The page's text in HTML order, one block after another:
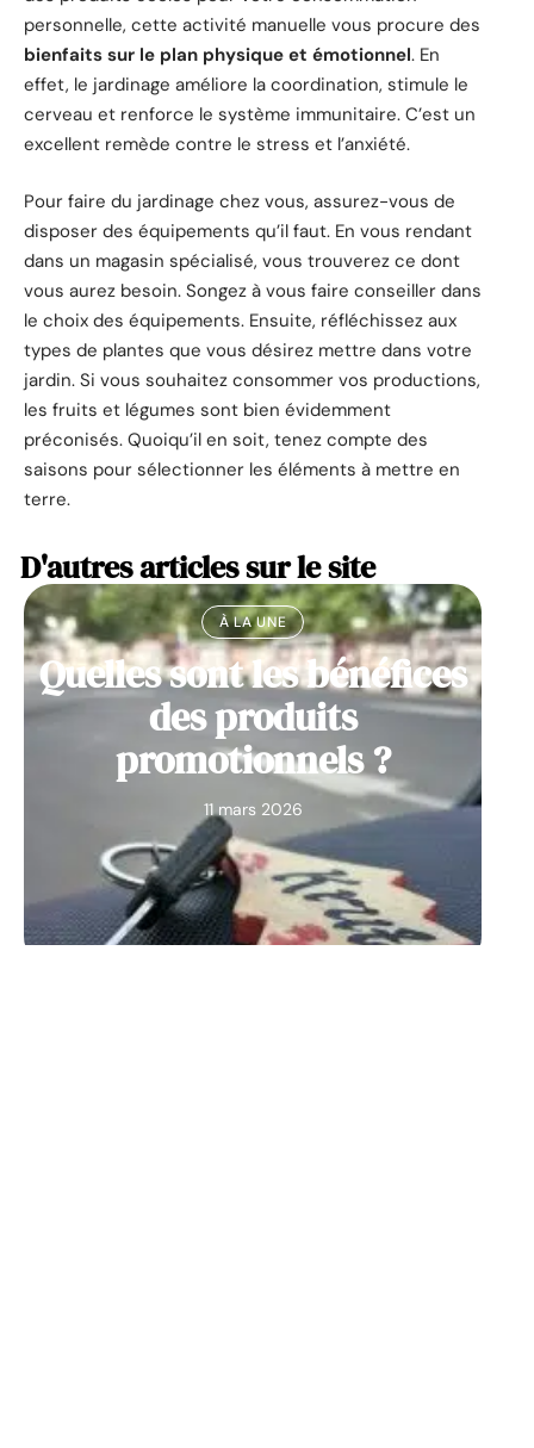
personnelle, cette activité manuelle vous procure des
bienfaits sur le plan physique et émotionnel. En
effet, le jardinage améliore la coordination, stimule le
cerveau et renforce le système immunitaire. C’est un
excellent remède contre le stress et l’anxiété.
Pour faire du jardinage chez vous, assurez-vous de
disposer des équipements qu’il faut. En vous rendant
dans un magasin spécialisé, vous trouverez ce dont
vous aurez besoin. Songez à vous faire conseiller dans
le choix des équipements. Ensuite, réfléchissez aux
types de plantes que vous désirez mettre dans votre
jardin. Si vous souhaitez consommer vos productions,
les fruits et légumes sont bien évidemment
préconisés. Quoiqu’il en soit, tenez compte des
saisons pour sélectionner les éléments à mettre en
terre.
D'autres articles sur le site
À LA UNE
Quelles sont les bénéfices
des produits
promotionnels ?
11 mars 2026